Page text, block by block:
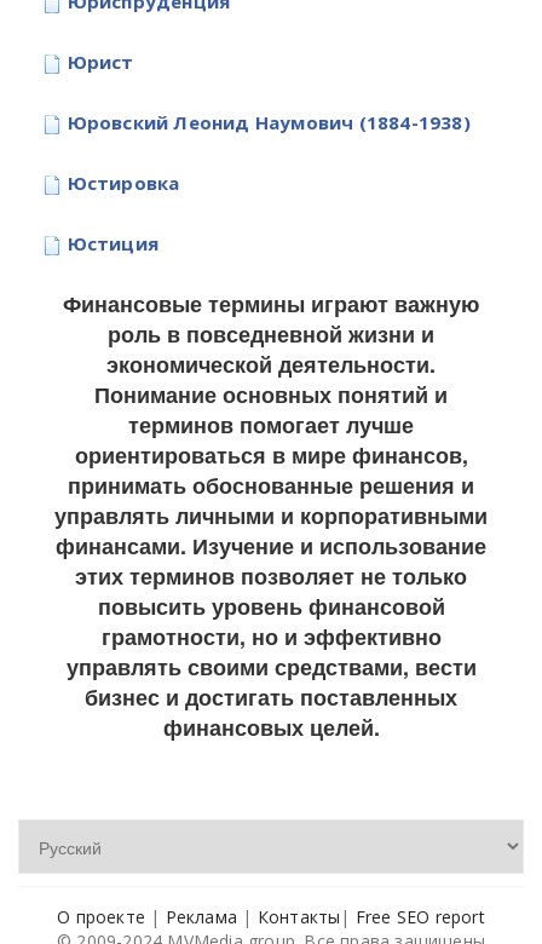
Юрист
Юровский Леонид Наумович (1884-1938)
Юстировка
Юстиция
Финансовые термины играют важную
роль в повседневной жизни и
экономической деятельности.
Понимание основных понятий и
терминов помогает лучше
ориентироваться в мире финансов,
принимать обоснованные решения и
управлять личными и корпоративными
финансами. Изучение и использование
этих терминов позволяет не только
повысить уровень финансовой
грамотности, но и эффективно
управлять своими средствами, вести
бизнес и достигать поставленных
финансовых целей.
О проекте | Реклама | Контакты | Free SEO report